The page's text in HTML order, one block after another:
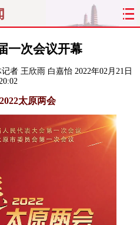
太原
文明 出行
综合
政务 教育
一次会议开幕
者 王欣雨 白嘉怡 2022年02月21日
太原两会